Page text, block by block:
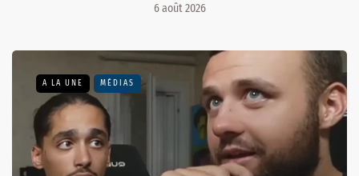
6 août 2026
A LA UNE MÉDIAS